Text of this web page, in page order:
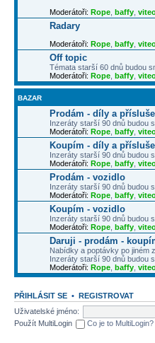
Moderátoři: Rope baffy
Radary
Moderátoři: Rope baffy
Off topic
Témata starší 60 dnů budou
Moderátoři: Rope baffy
BAZAR
Prodám - díly a
Inzeráty starší 90 dnů budou
Moderátoři: Rope baffy
Koupím - díly a
Inzeráty starší 90 dnů budou
Moderátoři: Rope baffy
Prodám - vozidlo
Inzeráty starší 90 dnů budou
Moderátoři: Rope baffy
Koupím - vozidlo
Inzeráty starší 90 dnů budou
Moderátoři: Rope baffy
Daruji - prodám -
Nabídky a poptávky po jiném
Inzeráty starší 90 dnů budou
Moderátoři: Rope baffy
PŘIHLÁSIT SE • REGISTROVAT
Uživatelské jméno:
Použít MultiLogin
Co je to MultiLogin?